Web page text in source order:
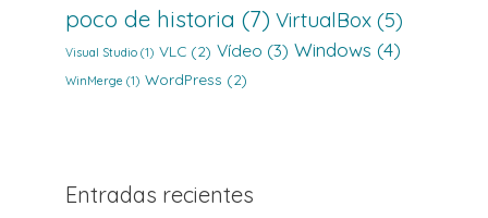
poco de historia (7) VirtualBox (5)
Visual Studio (1) VLC (2) Vídeo (3) Windows (4)
WinMerge (1) WordPress (2)
Entradas recientes